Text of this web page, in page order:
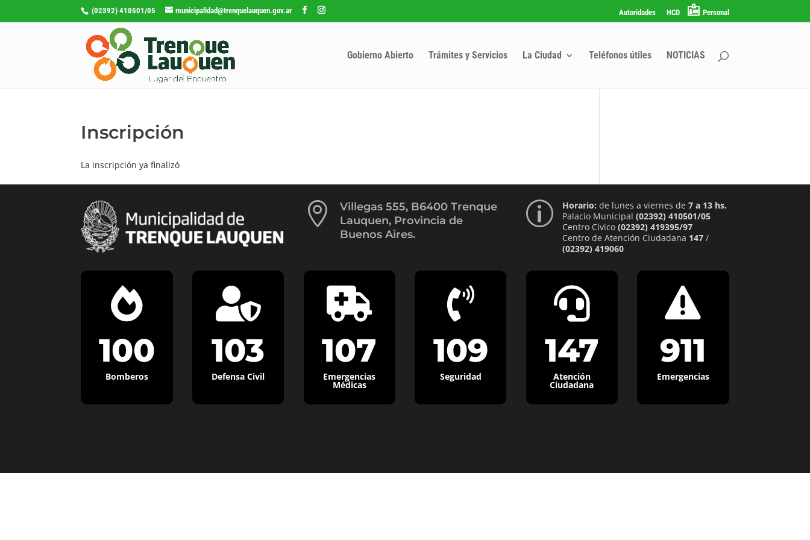
(02392) 410501/05 municipalidad@trenquelauquen.gov.ar Autoridades HCD Personal
Gobierno Abierto Trámites y Servicios La Ciudad Teléfonos útiles NOTICIAS
Inscripción
La inscripción ya finalizó

Villegas 555, B6400 Trenque
Lauquen, Provincia de
Buenos Aires.
p Horario: de lunes a viernes de 7 a 13 hs.
Palacio Municipal (02392) 410501/05
Centro Cívico (02392) 419395/97
Centro de Atención Ciudadana 147/
(02392) 419060

100
Bomberos

103
Defensa Civil

107
Emergencias
Médicas

109
Seguridad

147
Atención
Ciudadana

911
Emergencias